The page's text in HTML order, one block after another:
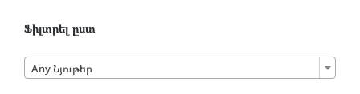
Ֆիլտրել ըստ
Any Նյութեր